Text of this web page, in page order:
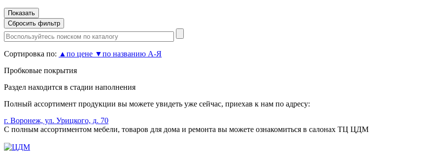
Сортировка по: ▲ по цене ▼по названию А-Я
Пробковые покрытия
Раздел находится в стадии наполнения
Полный ассортимент продукции вы можете увидеть уже сейчас, приехав к нам по адресу:
г. Воронеж, ул. Урицкого, д. 70
С полным ассортиментом мебели, товаров для дома и ремонта вы можете ознакомиться в салонах ТЦ ЦДМ